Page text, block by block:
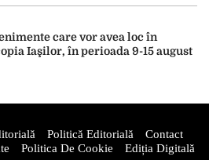
care vor avea loc în
Iaşilor, în perioada 9-15 august
Politică Editorială
Contact
Politica De Cookie Ediția Digitală